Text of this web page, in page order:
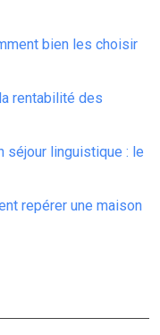
bien les choisir
rentabilité des
séjour linguistique : le
repérer une maison